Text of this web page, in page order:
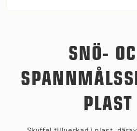
SNÖ-
PLAST